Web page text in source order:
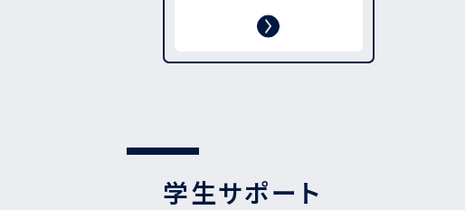
学生サポート